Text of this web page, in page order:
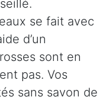
se fait avec
d’un
sont en
pas. Vos
sans savon de